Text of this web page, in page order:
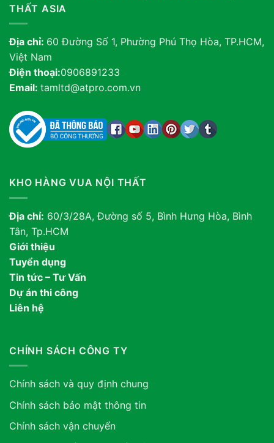
THẤT ASIA
Địa chỉ: 60 Đường Số 1, Phường Phú Thọ Hòa, TP.HCM,
Việt Nam
Điện thoại:0906891233
Email: tamltd@atpro.com.vn
KHO HÀNG VUA NỘI THẤT
Địa chỉ: 60/3/28A, Đường số 5, Bình Hưng Hòa, Bình
Tân, Tp.HCM
Giới thiệu
Tuyển dụng
Tin tức – Tư Vấn
Dự án thi công
Liên hệ
CHÍNH SÁCH CÔNG TY
Chính sách và quy định chung
Chính sách bảo mật thông tin
Chính sách vận chuyển